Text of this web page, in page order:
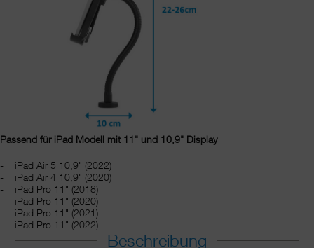
Passend für iPad Modell mit 11" und 10,9" Display
iPad Air 5 10,9" (2022)
iPad Air 4 10,9" (2020)
iPad Pro 11" (2018)
iPad Pro 11" (2020)
iPad Pro 11" (2021)
iPad Pro 11" (2022)
Beschreibung